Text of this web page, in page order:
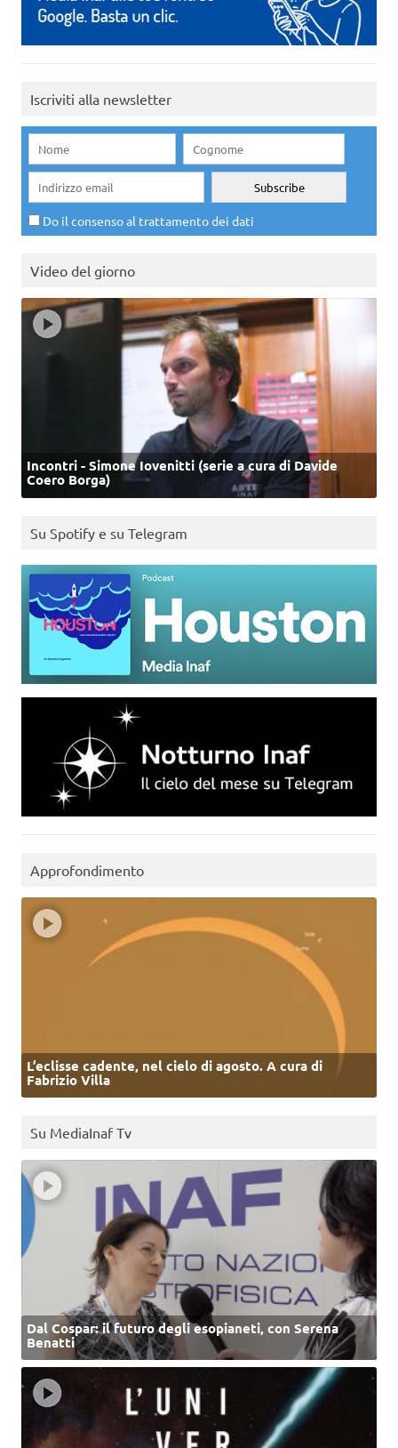
Iscriviti alla newsletter
Do il consenso al trattamento dei dati
Video del giorno
Incontri - Simone Iovenitti (serie a cura di Davide
Coero Borga)
Su Spotify e su Telegram
Approfondimento
L’eclisse cadente, nel cielo di agosto. A cura di
Fabrizio Villa
Su MediaInaf Tv
Dal Cospar: il futuro degli esopianeti, con Serena
Benatti